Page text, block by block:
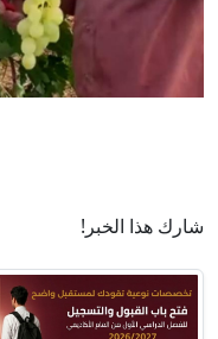
شارك هذا الخبر!